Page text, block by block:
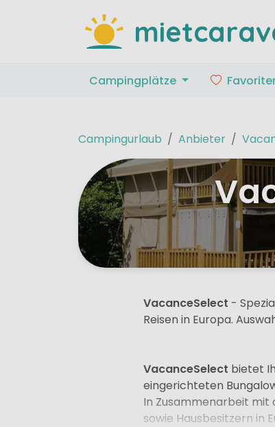
Campingplätze
Campingurlaub Anbieter
VacanceSelect -
Reisen in Europa.
VacanceSelect bietet
eingerichteten
In Zusammenarbeit
sowie Hausbesitzern in